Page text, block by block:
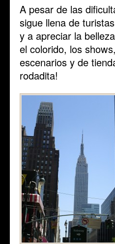
A pesar de las
sigue llena de
y a apreciar la
el colorido, los
escenarios y de
rodadita!